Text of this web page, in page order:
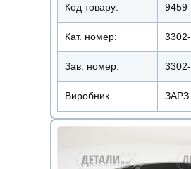
Код товару: 9459
Кат. номер: 3302-
Зав. номер:
Виробник ЗАРЗ